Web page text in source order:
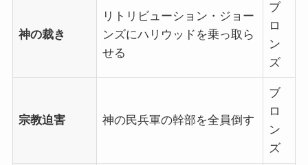
神の裁き
リトリビューション・ジョー
ンズにハリウッドを乗っ取ら
せる
ブ
ロ
ン
ズ
宗教迫害 神の民兵軍の幹部を全員倒す
ブ
ロ
ン
ズ